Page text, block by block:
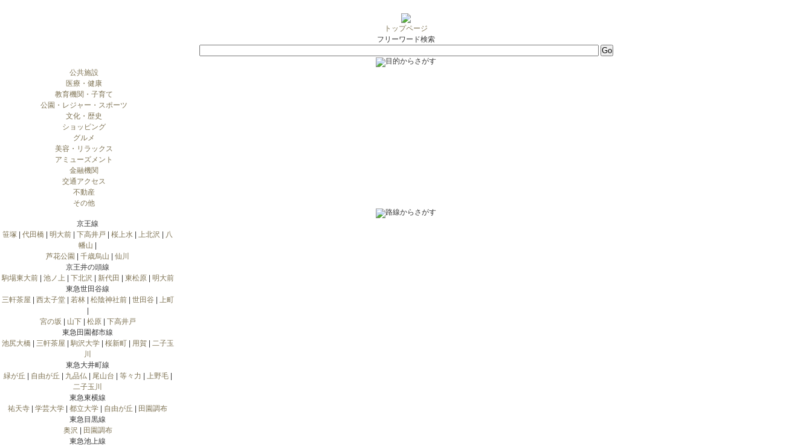
トップページ
フリーワード検索
公共施設
医療・健康
教育機関・子育て
公園・レジャー・スポーツ
文化・歴史
ショッピング
グルメ
美容・リラックス
アミューズメント
金融機関
交通アクセス
不動産
その他
京王線
笹塚
代田橋 明大前 下高井戸 桜上水 上北沢
八
幡山
芦花公園
千歳烏山
仙川
京王井の頭線
駒場東大前| 池ノ上 下北沢 新代田 東松原| 明大前
東急世田谷線
三軒茶屋
西太子堂| 若林| 松陰神社前| 世田谷
上町
宮の坂
山下| 松原| 下高井戸
東急田園都市線
池尻大橋| 三軒茶屋 駒沢大学| 桜新町| 用賀| 二子玉
川
東急大井町線
緑が丘
自由が丘 九品仏| 尾山台 等々力 上野毛|
二子玉川
東急東横線
祐天寺
学芸大学 都立大学 自由が丘
田園調布
東急目黒線
奥沢
田園調布
東急池上線